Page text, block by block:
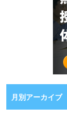
月別アーカイブ